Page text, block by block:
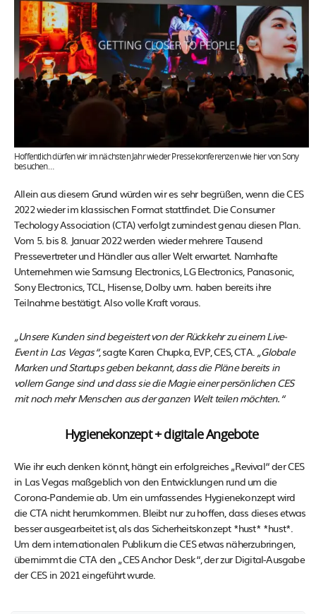
Hoffentlich dürfen wir im nächsten Jahr wieder Pressekonferenzen wie hier von Sony
besuchen…
Allein aus diesem Grund würden wir es sehr begrüßen, wenn die CES
2022 wieder im klassischen Format stattfindet. Die Consumer
Techology Association (CTA) verfolgt zumindest genau diesen Plan.
Vom 5. bis 8. Januar 2022 werden wieder mehrere Tausend
Pressevertreter und Händler aus aller Welt erwartet. Namhafte
Unternehmen wie Samsung Electronics, LG Electronics, Panasonic,
Sony Electronics, TCL, Hisense, Dolby uvm. haben bereits ihre
Teilnahme bestätigt. Also volle Kraft voraus.
„Unsere Kunden sind begeistert von der Rückkehr zu einem Live-
Event in Las Vegas“, sagte Karen Chupka, EVP, CES, CTA. „Globale
Marken und Startups geben bekannt, dass die Pläne bereits in
vollem Gange sind und dass sie die Magie einer persönlichen CES
mit noch mehr Menschen aus der ganzen Welt teilen möchten.“
Hygienekonzept + digitale Angebote
Wie ihr euch denken könnt, hängt ein erfolgreiches „Revival“ der CES
in Las Vegas maßgeblich von den Entwicklungen rund um die
Corona-Pandemie ab. Um ein umfassendes Hygienekonzept wird
die CTA nicht herumkommen. Bleibt nur zu hoffen, dass dieses etwas
besser ausgearbeitet ist, als das Sicherheitskonzept *hust* *hust*.
Um dem internationalen Publikum die CES etwas näherzubringen,
übernimmt die CTA den „CES Anchor Desk“, der zur Digital-Ausgabe
der CES in 2021 eingeführt wurde.